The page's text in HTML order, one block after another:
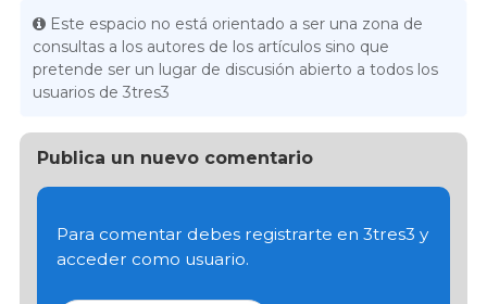
Este espacio no está orientado a ser una zona de
consultas a los autores de los artículos sino que
pretende ser un lugar de discusión abierto a todos los
usuarios de 3tres3
Publica un nuevo comentario
Para comentar debes registrarte en 3tres3 y
acceder como usuario.